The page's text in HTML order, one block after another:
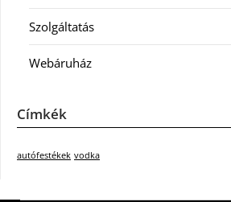
Szolgáltatás
Webáruház
Címkék
autófestékek vodka